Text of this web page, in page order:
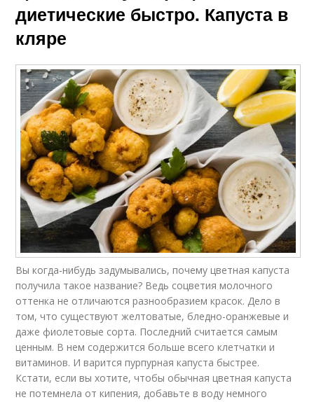
диетические быстро. Капуста в
кляре
Вы когда-нибудь задумывались, почему цветная капуста
получила такое название? Ведь соцветия молочного
оттенка не отличаются разнообразием красок. Дело в
том, что существуют желтоватые, бледно-оранжевые и
даже фиолетовые сорта. Последний считается самым
ценным. В нем содержится больше всего клетчатки и
витаминов. И варится пурпурная капуста быстрее.
Кстати, если вы хотите, чтобы обычная цветная капуста
не потемнела от кипения, добавьте в воду немного